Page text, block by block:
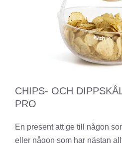
CHIPS- OCH
PRO
En present att ge till någon
eller någon som har nästan